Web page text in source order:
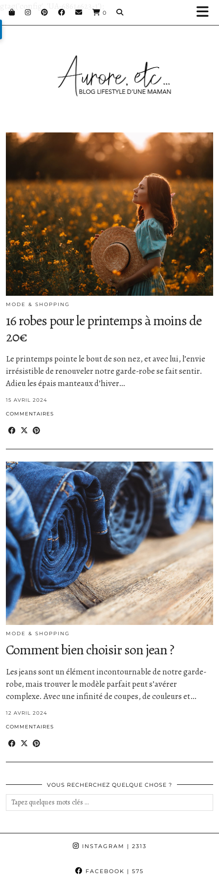
0
gtag('config', 'UA-68614623-1');
MODE & SHOPPING
16 robes pour le printemps à moins de
20€
Le printemps pointe le bout de son nez, et avec lui, l’envie
irrésistible de renouveler notre garde-robe se fait sentir.
Adieu les épais manteaux d’hiver…
15 AVRIL 2024
COMMENTAIRES
MODE & SHOPPING
Comment bien choisir son jean ?
Les jeans sont un élément incontournable de notre garde-
robe, mais trouver le modèle parfait peut s’avérer
complexe. Avec une infinité de coupes, de couleurs et…
12 AVRIL 2024
COMMENTAIRES
VOUS RECHERCHEZ QUELQUE CHOSE ?
INSTAGRAM | 2313
FACEBOOK | 575